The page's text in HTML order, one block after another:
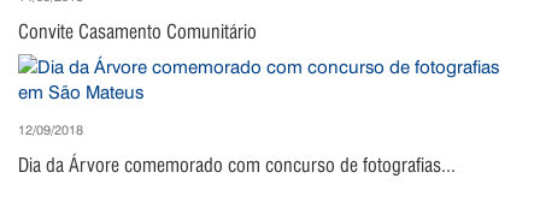
Convite Casamento Comunitário
12/09/2018
Dia da Árvore comemorado com concurso de fotografias...